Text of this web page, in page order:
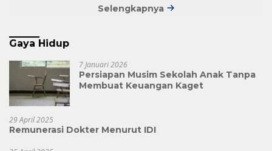
Selengkapnya
Gaya Hidup
7 Januari 2026
Persiapan Musim Sekolah Anak Tanpa
Membuat Keuangan Kaget
29 April 2025
Remunerasi Dokter Menurut IDI